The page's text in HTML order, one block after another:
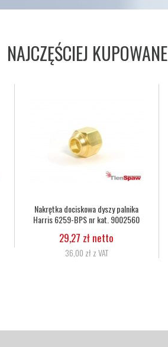
NAJCZĘŚCIEJ KUPOWANE
Nakrętka dociskowa dyszy palnika
Harris 6259-BPS nr kat. 9002560
29,27 zł netto
36,00 zł z VAT